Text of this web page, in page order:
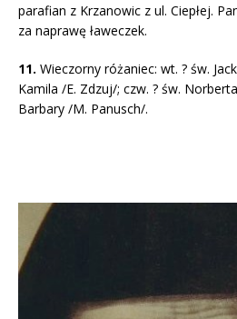
parafian z Krzanowic z ul. Ciepłej.
za naprawę ławeczek.
11. Wieczorny różaniec: wt. ? św.
Kamila /E. Zdzuj/; czw. ? św.
Barbary /M. Panusch/.